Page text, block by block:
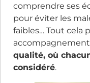
comprendre ses
pour éviter les
faibles… Tout cela
qualité, où
considéré.